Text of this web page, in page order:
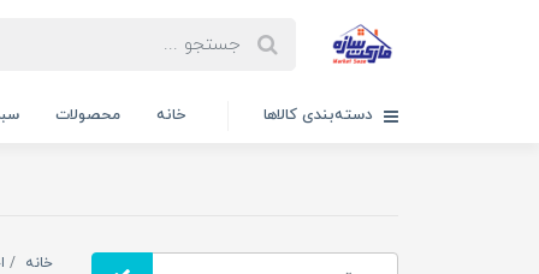
دسته‌بندی کالاها خانه محصولات
خانه